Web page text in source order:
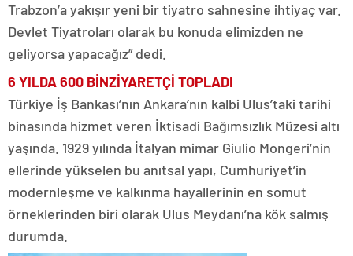
Trabzon’a yakışır yeni bir tiyatro sahnesine ihtiyaç var.
Devlet Tiyatroları olarak bu konuda elimizden ne
geliyorsa yapacağız” dedi.
6 YILDA 600 BİNZİYARETÇİ TOPLADI
Türkiye İş Bankası’nın Ankara’nın kalbi Ulus’taki tarihi
binasında hizmet veren İktisadi Bağımsızlık Müzesi altı
yaşında. 1929 yılında İtalyan mimar Giulio Mongeri’nin
ellerinde yükselen bu anıtsal yapı, Cumhuriyet’in
modernleşme ve kalkınma hayallerinin en somut
örneklerinden biri olarak Ulus Meydanı’na kök salmış
durumda.